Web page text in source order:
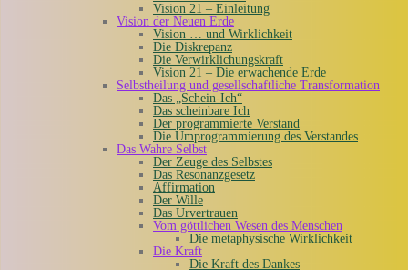
Vision 21 – Einleitung
Vision der Neuen Erde
Vision … und Wirklichkeit
Die Diskrepanz
Die Verwirklichungskraft
Vision 21 – Die erwachende Erde
Selbstheilung und gesellschaftliche Transformation
Das „Schein-Ich“
Das scheinbare Ich
Der programmierte Verstand
Die Umprogrammierung des Verstandes
Das Wahre Selbst
Der Zeuge des Selbstes
Das Resonanzgesetz
Affirmation
Der Wille
Das Urvertrauen
Vom göttlichen Wesen des Menschen
Die metaphysische Wirklichkeit
Die Kraft
Die Kraft des Dankes